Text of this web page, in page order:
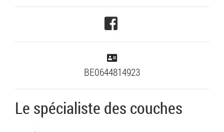
BE0644814923
Le spécialiste des couches